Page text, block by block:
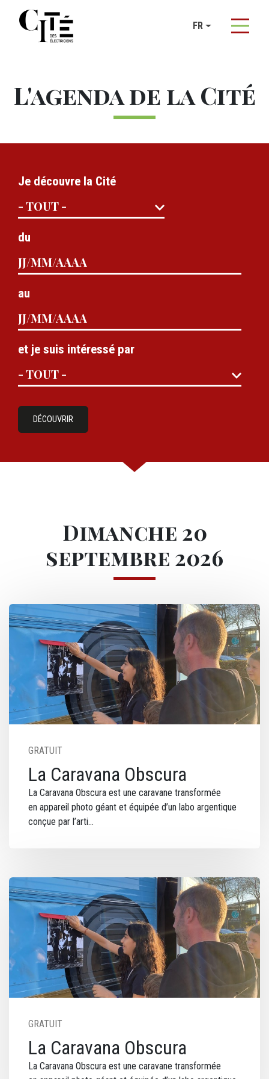
FR
L'agenda de la Cité
Je découvre la Cité
du
au
et je suis intéressé par
DÉCOUVRIR
Dimanche 20
septembre 2026
Image
GRATUIT
La Caravana Obscura
La Caravana Obscura est une caravane transformée
en appareil photo géant et équipée d’un labo argentique
conçue par l’arti
Image
GRATUIT
La Caravana Obscura
La Caravana Obscura est une caravane transformée
Panneau de gestion des cookies